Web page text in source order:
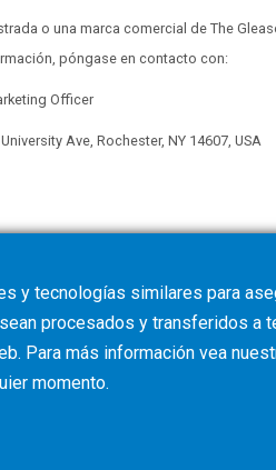
o una marca comercial de The
póngase en contacto con:
Officer
Ave, Rochester, NY 14607, USA
y tecnologías similares para
procesados y transferidos a
Para más información vea
momento.